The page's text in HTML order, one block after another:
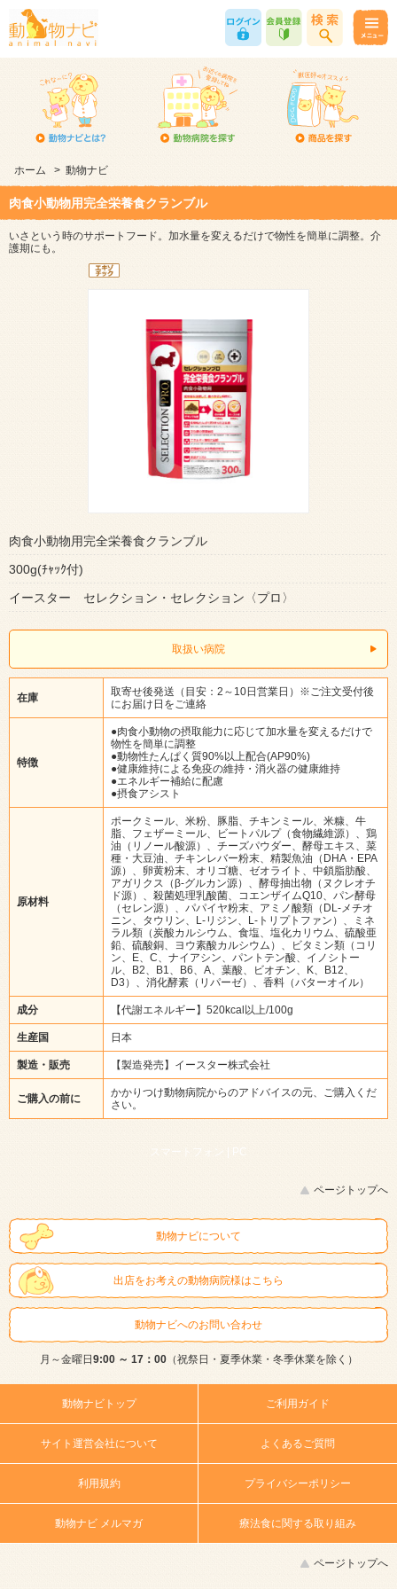
ホーム > 動物ナビ
肉食小動物用完全栄養食クランブル
いさという時のサポートフード。加水量を変えるだけで物性を簡単に調整。介
護期にも。
肉食小動物用完全栄養食クランブル
300g(ﾁｬｯｸ付)
イースター セレクション・セレクション〈プロ〉
取扱い病院
在庫
取寄せ後発送（目安：2～10日営業日）※ご注文受付後
にお届け日をご連絡
特徴
●肉食小動物の摂取能力に応じて加水量を変えるだけで
物性を簡単に調整
●動物性たんぱく質90%以上配合(AP90%)
●健康維持による免疫の維持・消火器の健康維持
●エネルギー補給に配慮
●摂食アシスト
原材料
ポークミール、米粉、豚脂、チキンミール、米糠、牛
脂、フェザーミール、ビートパルプ（食物繊維源）、鶏
油（リノール酸源）、チーズパウダー、酵母エキス、菜
種・大豆油、チキンレバー粉末、精製魚油（DHA・EPA
源）、卵黄粉末、オリゴ糖、ゼオライト、中鎖脂肪酸、
アガリクス（β-グルカン源）、酵母抽出物（ヌクレオチ
ド源）、殺菌処理乳酸菌、コエンザイムQ10、パン酵母
（セレン源）、パパイヤ粉末、アミノ酸類（DL-メチオ
ニン、タウリン、L-リジン、L-トリプトファン）、ミネ
ラル類（炭酸カルシウム、食塩、塩化カリウム、硫酸亜
鉛、硫酸銅、ヨウ素酸カルシウム）、ビタミン類（コリ
ン、E、C、ナイアシン、パントテン酸、イノシトー
ル、B2、B1、B6、A、葉酸、ビオチン、K、B12、
D3）、消化酵素（リパーゼ）、香料（バターオイル）
成分 【代謝エネルギー】520kcal以上/100g
生産国 日本
製造・販売 【製造発売】イースター株式会社
ご購入の前に
かかりつけ動物病院からのアドバイスの元、ご購入くだ
さい。
スマートフォン | PC
ページトップへ
動物ナビについて
出店をお考えの動物病院様はこちら
動物ナビへのお問い合わせ
月～金曜日9:00 ～ 17：00（祝祭日・夏季休業・冬季休業を除く）
動物ナビトップ ご利用ガイド
サイト運営会社について よくあるご質問
利用規約 プライバシーポリシー
動物ナビ メルマガ 療法食に関する取り組み
ページトップへ